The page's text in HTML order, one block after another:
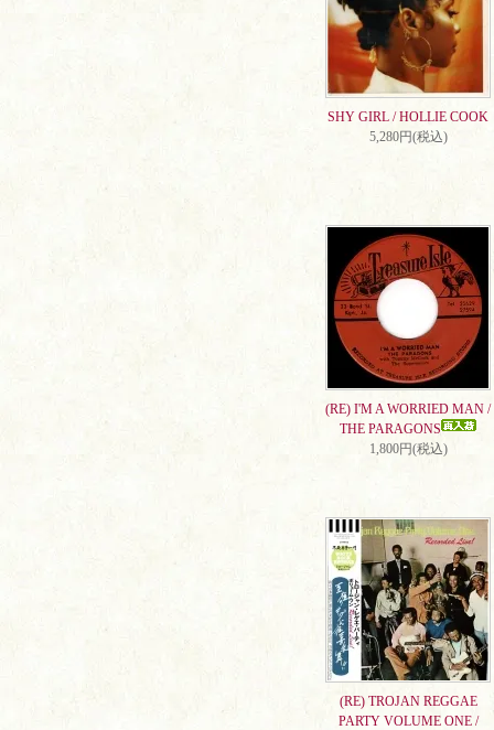
SHY GIRL / HOLLIE COOK
5,280円(税込)
(RE) I'M A WORRIED MAN /
THE PARAGONS
1,800円(税込)
(RE) TROJAN REGGAE
PARTY VOLUME ONE /